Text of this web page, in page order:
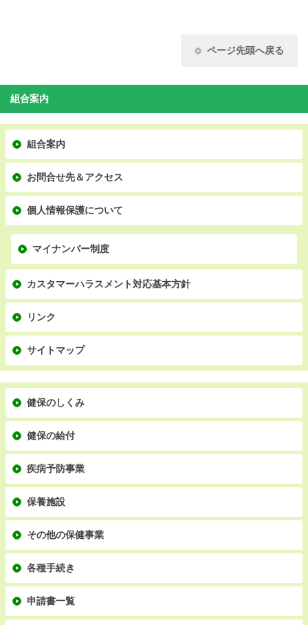
ページ先頭へ戻る
組合案内
組合案内
お問合せ先＆アクセス
個人情報保護について
マイナンバー制度
カスタマーハラスメント対応基本方針
リンク
サイトマップ
健保のしくみ
健保の給付
疾病予防事業
保養施設
その他の保健事業
各種手続き
申請書一覧